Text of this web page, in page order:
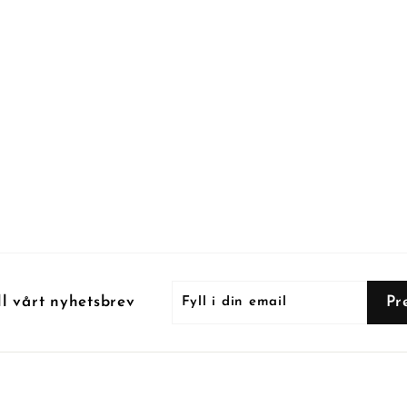
vårt nyhetsbrev